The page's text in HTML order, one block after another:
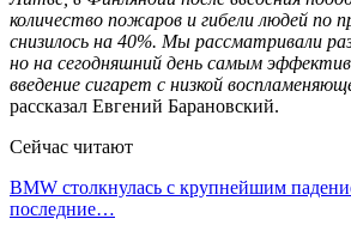
количество пожаров и гибели людей по
снизилось на 40%. Мы рассматривали
но на сегодняшний день самым
введение сигарет с низкой
рассказал Евгений Барановский.
Сейчас читают
BMW столкнулась с крупнейшим
последние…